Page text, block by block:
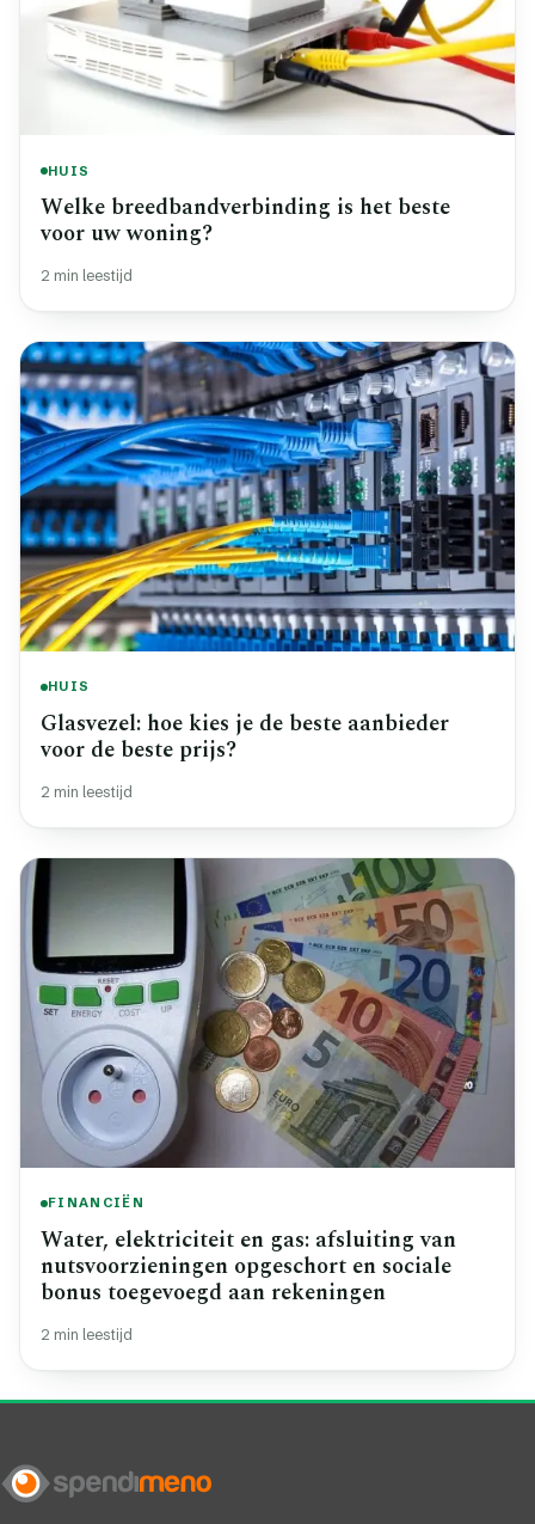
HUIS
Welke breedbandverbinding is het beste
voor uw woning?
2 min leestijd
HUIS
Glasvezel: hoe kies je de beste aanbieder
voor de beste prijs?
2 min leestijd
FINANCIËN
Water, elektriciteit en gas: afsluiting van
nutsvoorzieningen opgeschort en sociale
bonus toegevoegd aan rekeningen
2 min leestijd